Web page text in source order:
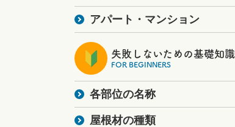
アパート・マンション
失敗しないための基礎知識
FOR BEGINNERS
各部位の名称
屋根材の種類